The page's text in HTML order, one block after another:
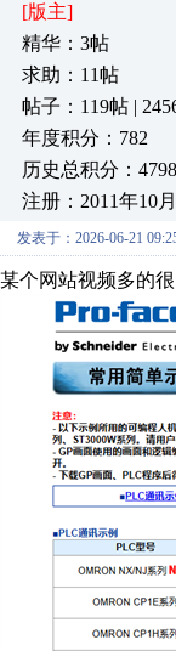
[版主]
精华：3帖
求助：11帖
帖子：119帖 |
年度积分：782
历史总积分：
注册：2011年10
发表于：2026-06-21
某个网站视频多的